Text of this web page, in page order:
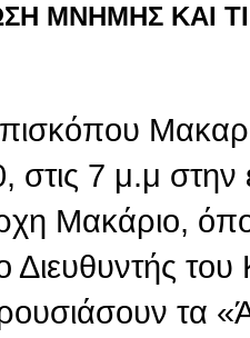
ΜΝΗΜΗΣ ΚΑΙ
στις 7 μ.μ
Μακάριο,
Διευθυντής
τα